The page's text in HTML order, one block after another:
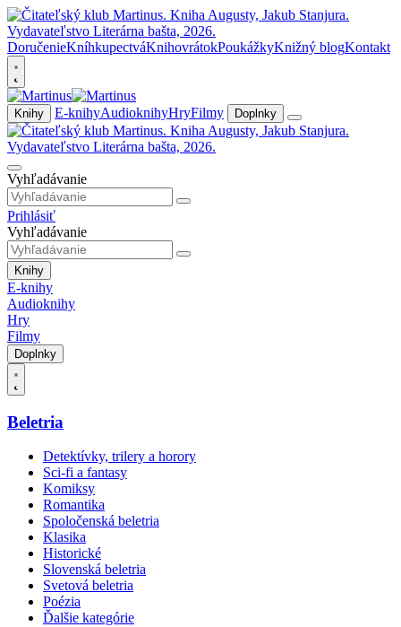
DoručenieKníhkupectváKnihovrátokPoukážkyKnižný blogKontakt
Knihy E-knihyAudioknihyHryFilmy Doplnky
Vyhľadávanie
Prihlásiť
Vyhľadávanie
Knihy
E-knihy
Audioknihy
Hry
Filmy
Doplnky
Beletria
Detektívky, trilery a horory
Sci-fi a fantasy
Komiksy
Romantika
Spoločenská beletria
Klasika
Historické
Slovenská beletria
Svetová beletria
Poézia
Ďalšie kategórie